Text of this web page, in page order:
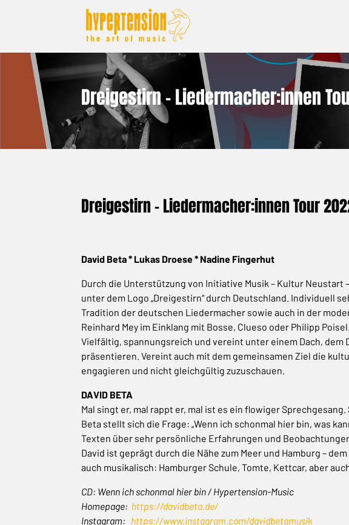
Dreigestirn – Liedermacher:innen
Dreigestirn – Liedermacher:innen Tour
David Beta * Lukas Droese * Nadine Fingerhut
Durch die Unterstützung von Initiative Musik – Kultur
unter dem Logo „Dreigestirn“ durch Deutschland. Individuell
Tradition der deutschen Liedermacher sowie auch in der
Reinhard Mey im Einklang mit Bosse, Clueso oder Philipp Poisel.
Vielfältig, spannungsreich und vereint unter einem Dach,
präsentieren. Vereint auch mit dem gemeinsamen Ziel die
engagieren und nicht gleichgültig zuzuschauen.
DAVID BETA
Mal singt er, mal rappt er, mal ist es ein flowiger
Beta stellt sich die Frage: „Wenn ich schonmal hier bin, was
Texten über sehr persönliche Erfahrungen und
David ist geprägt durch die Nähe zum Meer und Hamburg –
auch musikalisch: Hamburger Schule, Tomte, Kettcar, aber
CD: Wenn ich schonmal hier bin / Hypertension-Music
Homepage: https://davidbeta.de/
Instagram: https://www.instagram.com/davidbetamusik